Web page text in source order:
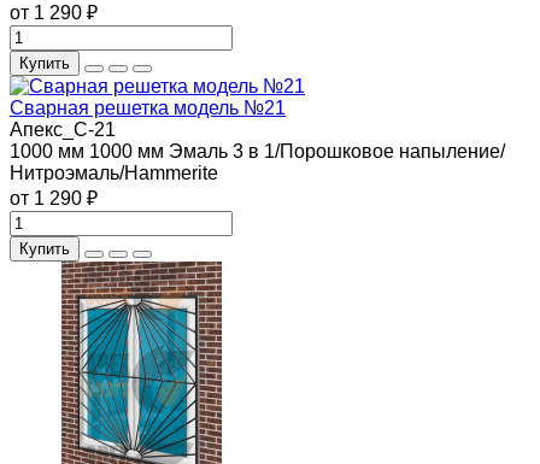
от 1 290 ₽
Купить
Сварная решетка модель №21
Апекс_С-21
1000 мм 1000 мм Эмаль 3 в 1/Порошковое напыление/
Нитроэмаль/Hammerite
от 1 290 ₽
Купить